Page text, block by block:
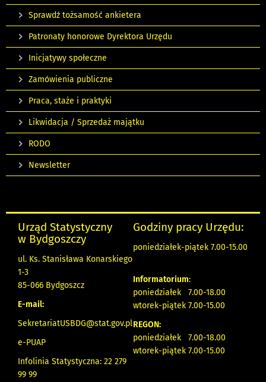
Sprawdź tożsamość ankietera
Patronaty honorowe Dyrektora Urzędu
Inicjatywy społeczne
Zamówienia publiczne
Praca, staże i praktyki
Likwidacja / Sprzedaż majątku
RODO
Newsletter
Urząd Statystyczny
w Bydgoszczy
ul. Ks. Stanisława Konarskiego
1-3
85-066 Bydgoszcz
E-mail:
SekretariatUSBDG@stat.gov.pl
e-PUAP
Infolinia Statystyczna: 22 279
99 99
Godziny pracy Urzędu:
poniedziałek-piątek 7.00-15.00
Informatorium:
poniedziałek 7.00-18.00
wtorek-piątek 7.00-15.00
REGON:
poniedziałek 7.00-18.00
wtorek-piątek 7.00-15.00